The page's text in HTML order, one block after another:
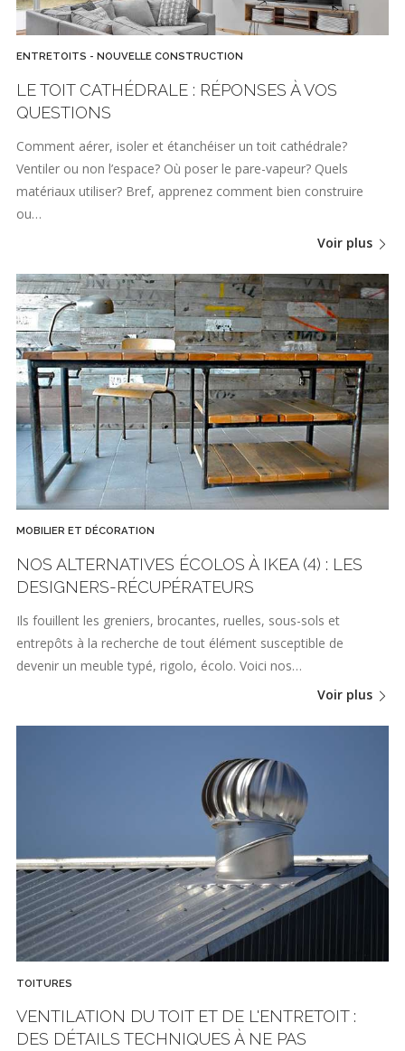
ENTRETOITS - NOUVELLE CONSTRUCTION
LE TOIT CATHÉDRALE : RÉPONSES À VOS
QUESTIONS
Comment aérer, isoler et étanchéiser un toit cathédrale?
Ventiler ou non l’espace? Où poser le pare-vapeur? Quels
matériaux utiliser? Bref, apprenez comment bien construire
ou…
Voir plus
MOBILIER ET DÉCORATION
NOS ALTERNATIVES ÉCOLOS À IKEA (4) : LES
DESIGNERS-RÉCUPÉRATEURS
Ils fouillent les greniers, brocantes, ruelles, sous-sols et
entrepôts à la recherche de tout élément susceptible de
devenir un meuble typé, rigolo, écolo. Voici nos…
Voir plus
TOITURES
VENTILATION DU TOIT ET DE L'ENTRETOIT :
DES DÉTAILS TECHNIQUES À NE PAS